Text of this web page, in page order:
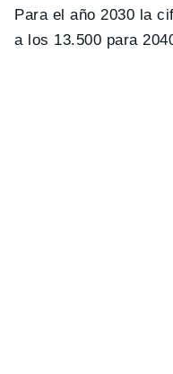
Para el año 2030 la
a los 13.500 para